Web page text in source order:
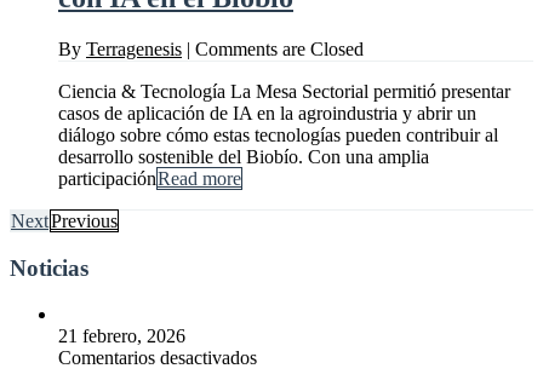
By Terragenesis | Comments are Closed
Ciencia & Tecnología La Mesa Sectorial permitió presentar
casos de aplicación de IA en la agroindustria y abrir un
diálogo sobre cómo estas tecnologías pueden contribuir al
desarrollo sostenible del Biobío. Con una amplia
participaciónRead more
NextPrevious
Noticias
21 febrero, 2026
Comentarios desactivadosen